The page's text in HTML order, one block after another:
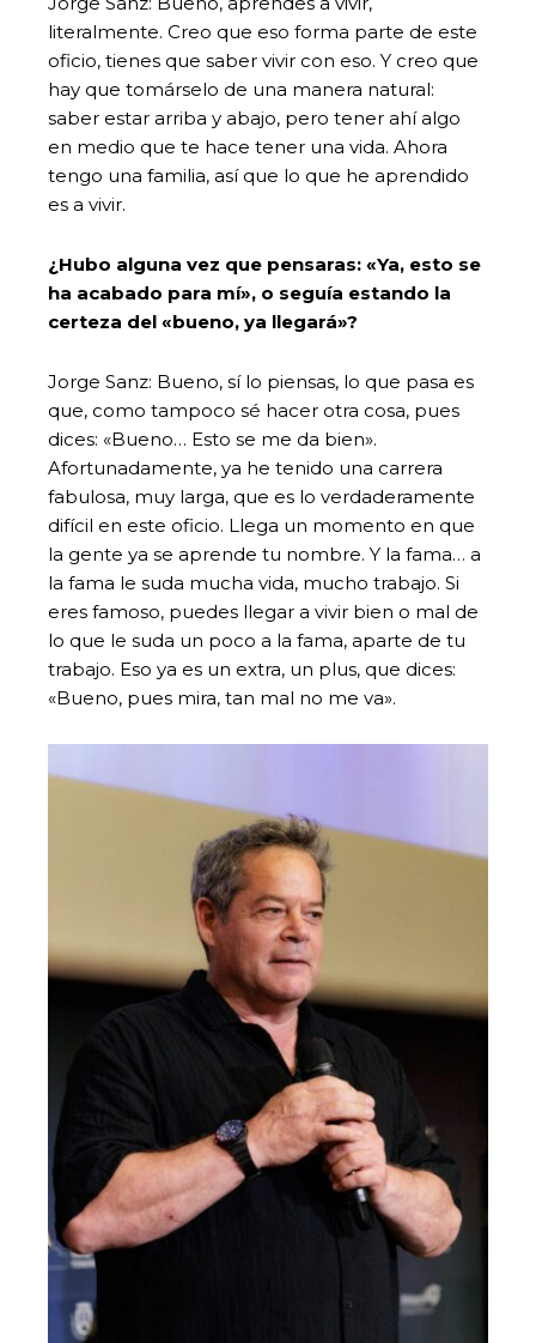
literalmente. Creo que eso forma parte de este
oficio, tienes que saber vivir con eso. Y creo que
hay que tomárselo de una manera natural:
saber estar arriba y abajo, pero tener ahí algo
en medio que te hace tener una vida. Ahora
tengo una familia, así que lo que he aprendido
es a vivir.
¿Hubo alguna vez que pensaras: «Ya, esto se
ha acabado para mí», o seguía estando la
certeza del «bueno, ya llegará»?
Jorge Sanz: Bueno, sí lo piensas, lo que pasa es
que, como tampoco sé hacer otra cosa, pues
dices: «Bueno… Esto se me da bien».
Afortunadamente, ya he tenido una carrera
fabulosa, muy larga, que es lo verdaderamente
difícil en este oficio. Llega un momento en que
la gente ya se aprende tu nombre. Y la fama… a
la fama le suda mucha vida, mucho trabajo. Si
eres famoso, puedes llegar a vivir bien o mal de
lo que le suda un poco a la fama, aparte de tu
trabajo. Eso ya es un extra, un plus, que dices:
«Bueno, pues mira, tan mal no me va».